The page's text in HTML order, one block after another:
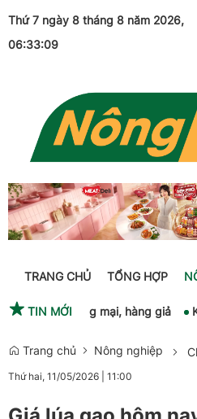
Thứ 7 ngày 8 tháng 8 năm 2026,
06:33:10
TRANG CHỦ TỔNG HỢP
lận thương mại, hàng giả
TIN MỚI
Trang chủ Nông nghiệp
Thứ hai, 11/05/2026 11:00